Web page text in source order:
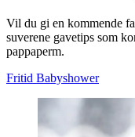
Vil du gi en kommende
suverene gavetips som
pappaperm.
Fritid Babyshower